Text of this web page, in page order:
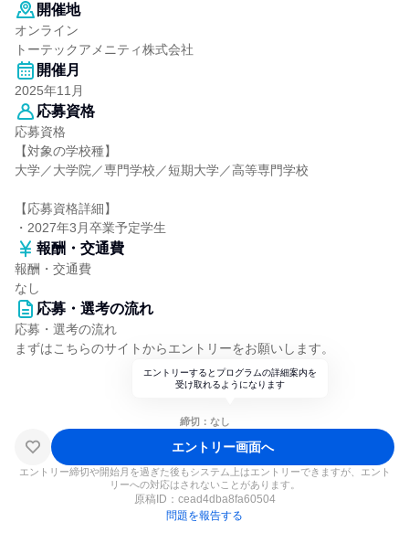
開催地
オンライン
トーテックアメニティ株式会社
開催月
2025年11月
応募資格
応募資格
【対象の学校種】
大学／大学院／専門学校／短期大学／高等専門学校
【応募資格詳細】
・2027年3月卒業予定学生
報酬・交通費
報酬・交通費
なし
応募・選考の流れ
応募・選考の流れ
まずはこちらのサイトからエントリーをお願いします。
エントリーするとプログラムの詳細案内を
受け取れるようになります
締切：なし
エントリー画面へ
エントリー締切や開始月を過ぎた後もシステム上はエントリーできますが、エント
リーへの対応はされないことがあります。
原稿ID： cead4dba8fa60504
問題を報告する